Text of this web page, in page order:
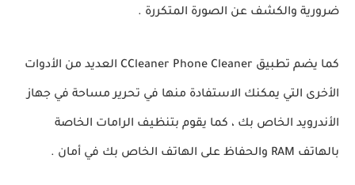
ضرورية والكشف عن الصورة المتكررة .
كما يضم تطبيق CCleaner Phone Cleaner العديد من الأدوات
الأخرى التي يمكنك الاستفادة منها في تحرير مساحة في جهاز
الأندرويد الخاص بك ، كما يقوم بتنظيف الرامات الخاصة
بالهاتف RAM والحفاظ على الهاتف الخاص بك في أمان .